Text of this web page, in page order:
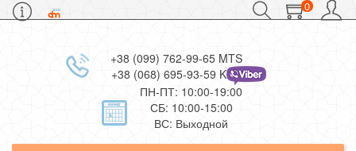
0
+38 (099) 762-99-65 MTS
+38 (068) 695-93-59 Kievstar
ПН-ПТ: 10:00-19:00
СБ: 10:00-15:00
ВС: Выходной